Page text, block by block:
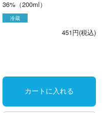
36%（200ml）
冷蔵
451円(税込)
カートに入れる